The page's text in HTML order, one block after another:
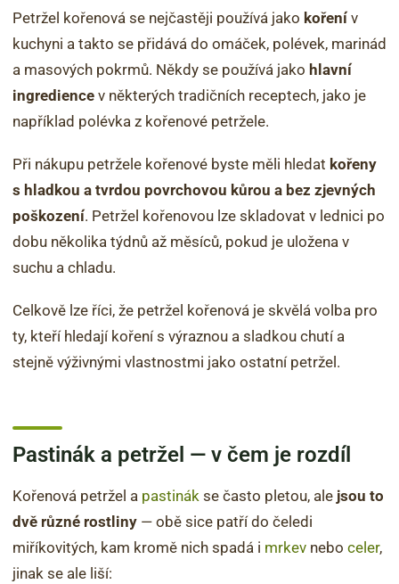
Petržel kořenová se nejčastěji používá jako koření v
kuchyni a takto se přidává do omáček, polévek, marinád
a masových pokrmů. Někdy se používá jako hlavní
ingredience v některých tradičních receptech, jako je
například polévka z kořenové petržele.
Při nákupu petržele kořenové byste měli hledat kořeny
s hladkou a tvrdou povrchovou kůrou a bez zjevných
poškození. Petržel kořenovou lze skladovat v lednici po
dobu několika týdnů až měsíců, pokud je uložena v
suchu a chladu.
Celkově lze říci, že petržel kořenová je skvělá volba pro
ty, kteří hledají koření s výraznou a sladkou chutí a
stejně výživnými vlastnostmi jako ostatní petržel.
Pastinák a petržel — v čem je rozdíl
Kořenová petržel a pastinák se často pletou, ale jsou to
dvě různé rostliny — obě sice patří do čeledi
miříkovitých, kam kromě nich spadá i mrkev nebo celer,
jinak se ale liší: